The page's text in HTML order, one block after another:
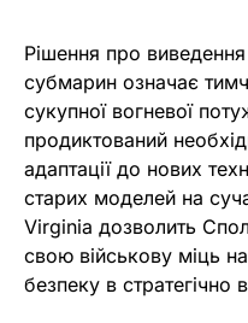
Рішення про виведення
субмарин означає
сукупної вогневої
продиктований
адаптації до нових
старих моделей на
Virginia дозволить
свою військову міць
безпеку в стратегічно